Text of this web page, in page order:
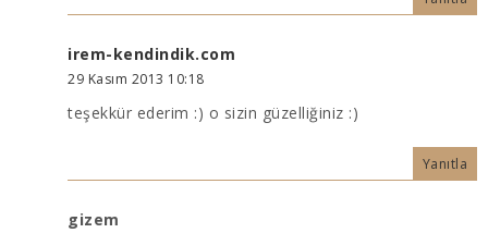
irem-kendindik.com
29 Kasım 2013 10:18
teşekkür ederim :) o sizin güzelliğiniz :)
Yanıtla
gizem